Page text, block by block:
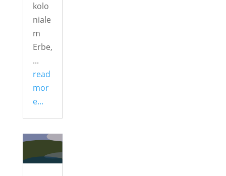
kolo
niale
m
Erbe,
...
read
mor
e...